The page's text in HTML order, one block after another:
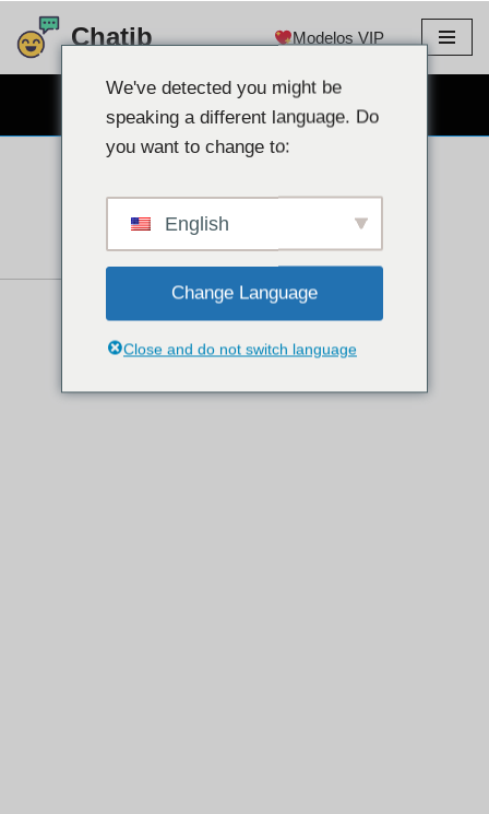
Ir
conteúdo
Chatib Modelos VIP
CHAT GRATUITO NA WEBCAM
We've detected you might be
speaking a different language. Do
you want to change to:
English
Change Language
Close and do not switch language